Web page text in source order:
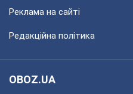
Реклама на сайті
Редакційна політика
OBOZ.UA